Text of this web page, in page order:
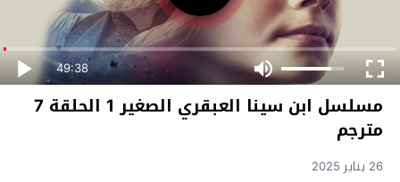
49:38
مسلسل ابن سينا العبقري الصغير 1 الحلقة 7
مترجم
26 يناير 2025